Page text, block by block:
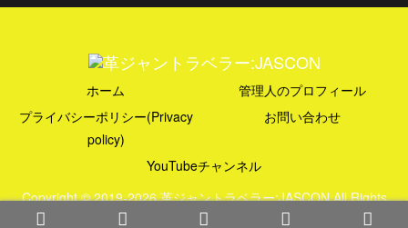
ホーム
管理人のプロフィール
プライバシーポリシー(Privacy
policy)
お問い合わせ
YouTubeチャンネル
Copyright © 2019-2026 革ジャントラベラー:JASCON All Rights
Reserved.